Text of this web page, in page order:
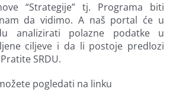
“Strategije” tj. Programa biti
da vidimo. A naš portal će u
analizirati polazne podatke u
ciljeve i da li postoje predlozi
SRDU.
pogledati na linku